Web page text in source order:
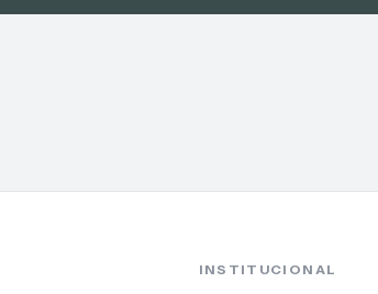
INSTITUCIONAL